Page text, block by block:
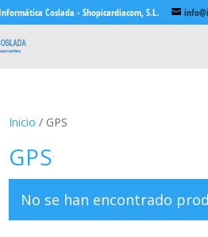
Coslada - Shopicardiacom, S.L.
Inicio / GPS
GPS
No se han encontrado